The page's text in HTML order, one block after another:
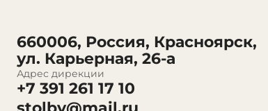
660006, Россия, Красноярск,
ул. Карьерная, 26-а
Адрес дирекции
+7 391 261 17 10